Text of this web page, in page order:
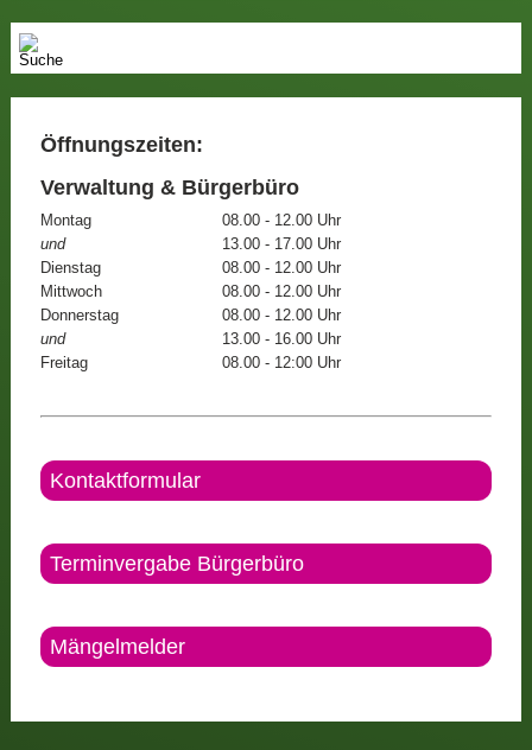
Öffnungszeiten:
Verwaltung & Bürgerbüro
Montag
08.00 - 12.00 Uhr
und
13.00 - 17.00 Uhr
Dienstag
08.00 - 12.00 Uhr
Mittwoch
08.00 - 12.00 Uhr
Donnerstag
08.00 - 12.00 Uhr
und
13.00 - 16.00 Uhr
Freitag
08.00 - 12:00 Uhr
Kontaktformular
Terminvergabe Bürgerbüro
Mängelmelder